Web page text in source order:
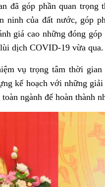
đã góp phần quan
ninh của đất nước, góp
giá cao những đóng
dịch COVID-19 vừa qua.
vụ trọng tâm thời
kế hoạch với những
ngành để hoàn thành